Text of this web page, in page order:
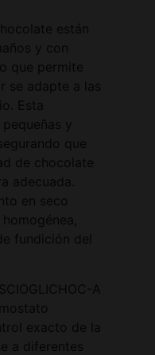
están
y con
que permite
se adapte a las
Esta
y
que
de chocolate
adecuada.
en seco
fundición del
A
exacto de la
a diferentes